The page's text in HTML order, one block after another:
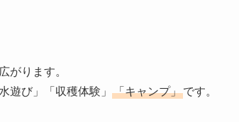
がります。
遊び」「収穫体験」
「キャンプ」です。